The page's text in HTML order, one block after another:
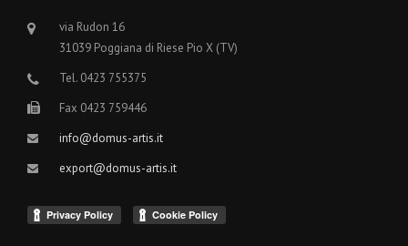
via Rudon 16
31039 Poggiana di Riese Pio X (TV)
Tel. 0423 755375
Fax 0423 759446
info@domus-artis.it
export@domus-artis.it